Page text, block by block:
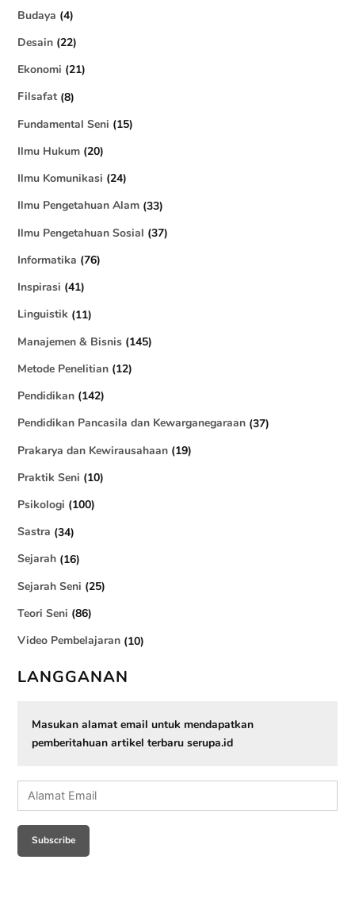
Budaya (4)
Desain (22)
Ekonomi (21)
Filsafat (8)
Fundamental Seni (15)
Ilmu Hukum (20)
Ilmu Komunikasi (24)
Ilmu Pengetahuan Alam (33)
Ilmu Pengetahuan Sosial (37)
Informatika (76)
Inspirasi (41)
Linguistik (11)
Manajemen & Bisnis (145)
Metode Penelitian (12)
Pendidikan (142)
Pendidikan Pancasila dan Kewarganegaraan (37)
Prakarya dan Kewirausahaan (19)
Praktik Seni (10)
Psikologi (100)
Sastra (34)
Sejarah (16)
Sejarah Seni (25)
Teori Seni (86)
Video Pembelajaran (10)
LANGGANAN
Masukan alamat email untuk mendapatkan
pemberitahuan artikel terbaru serupa.id
Alamat
Email
Subscribe